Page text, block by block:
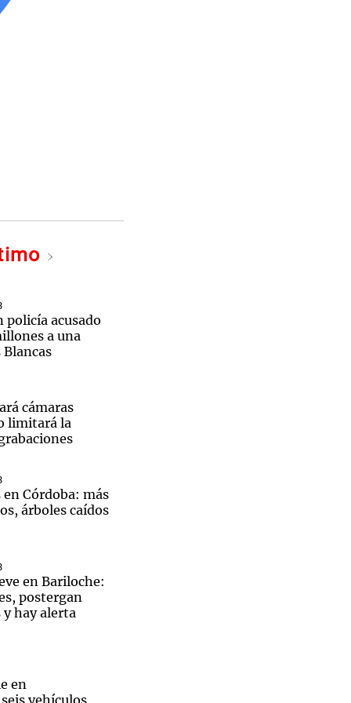
policía acusado
a una
cámaras
limitará la
Córdoba: más
árboles caídos
en Bariloche:
postergan
hay alerta
en
vehículos